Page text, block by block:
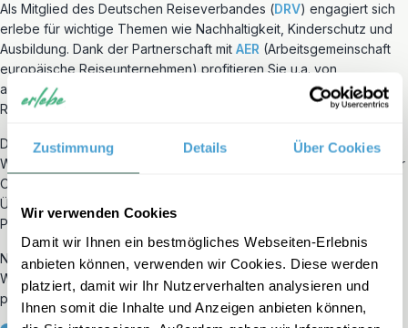
Zustimmung Details Über Cookies
Wir verwenden Cookies
Damit wir Ihnen ein bestmögliches Webseiten-Erlebnis
anbieten können, verwenden wir Cookies. Diese werden
platziert, damit wir Ihr Nutzerverhalten analysieren und
Ihnen somit die Inhalte und Anzeigen anbieten können,
Als Mitglied des Deutschen Reiseverbandes (DRV) engagiert sich
erlebe für wichtige Themen wie Nachhaltigkeit, Kinderschutz und
Ausbildung. Dank der Partnerschaft mit AER (Arbeitsgemeinschaft
europäische Reiseunternehmen) profitieren Sie u.a. von
ausgezeichneten Flugtarifen. Unser Partner
(Deutscher
Reisesicherungsfonds) schützt Sie im Fall unserer Insolvenz.
Darüber hinaus möchten wir mit unseren Reisen eine positive
Wirkung erzielen – für Reisende selbst sowie für die Menschen vor
Ort. Deshalb stellt sich erlebe regelmäßig einer neutralen
Überprüfung der Nachhaltigkeit unserer Reisen und internen
Prozesse durch Travelife.
Nehmen Sie gerne telefonisch oder per E-Mail Kontakt mit uns auf.
Wir freuen uns, Ihren USA Familienurlaub gemeinsam mit Ihnen zu
planen!